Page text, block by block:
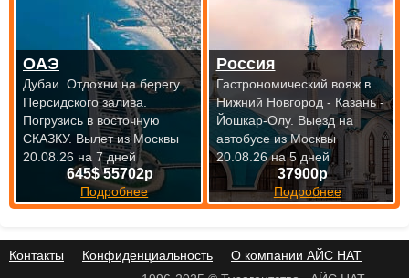
645$ 55702р
Подробнее
ОАЭ
Дубаи. Отдохни на берегу
Персидского залива.
Погрузись в восточную
СКАЗКУ. Вылет из Москвы
20.08.26 на 7 дней
37900р
Подробнее
Россия
Гастрономический вояж в
Нижний Новгород - Казань -
Йошкар-Олу. Выезд на
автобусе из Москвы
20.08.26 на 5 дней
Контакты Конфиденциальность
О компании АЙС НАТ